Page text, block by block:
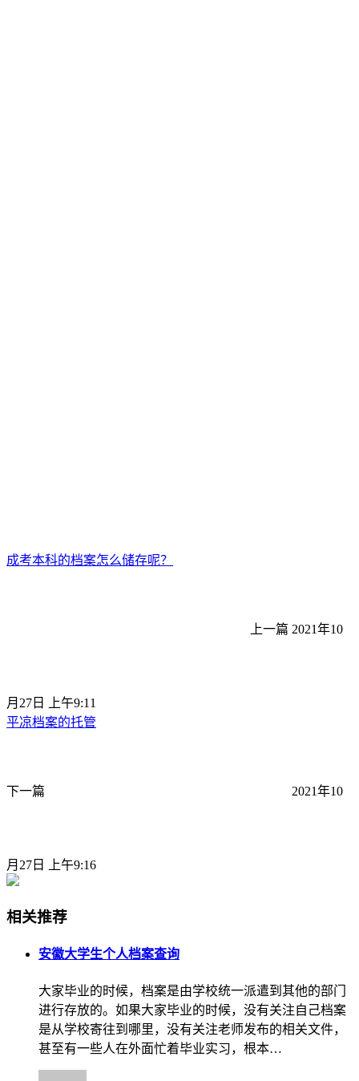
成考本科的档案怎么储存呢？
上一篇 2021年10
月27日 上午9:11
平凉档案的托管
下一篇 2021年10
月27日 上午9:16
相关推荐
安徽大学生个人档案查询
大家毕业的时候，档案是由学校统一派遣到其他的部门
进行存放的。如果大家毕业的时候，没有关注自己档案
是从学校寄往到哪里，没有关注老师发布的相关文件，
甚至有一些人在外面忙着毕业实习，根本…